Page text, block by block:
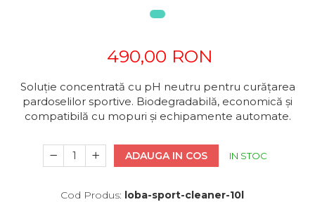
490,00 RON
Soluție concentrată cu pH neutru pentru curățarea
pardoselilor sportive. Biodegradabilă, economică și
compatibilă cu mopuri și echipamente automate.
ADAUGA IN COS IN STOC
Cod Produs: loba-sport-cleaner-10l